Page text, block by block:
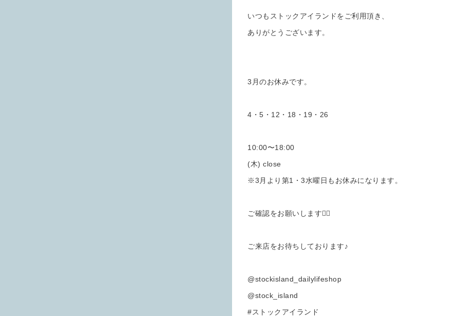
いつもストックアイランドをご利用頂き、
ありがとうございます。
3月のお休みです。
4・5・12・18・19・26
10:00〜18:00
(木) close
※3月より第1・3水曜日もお休みになります。
ご確認をお願いします🙇‍♀️
ご来店をお待ちしております♪
@stockisland_dailylifeshop
@stock_island
#ストックアイランド